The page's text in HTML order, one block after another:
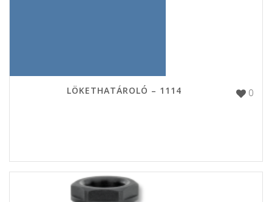
0
LÖKETHATÁROLÓ – 1114